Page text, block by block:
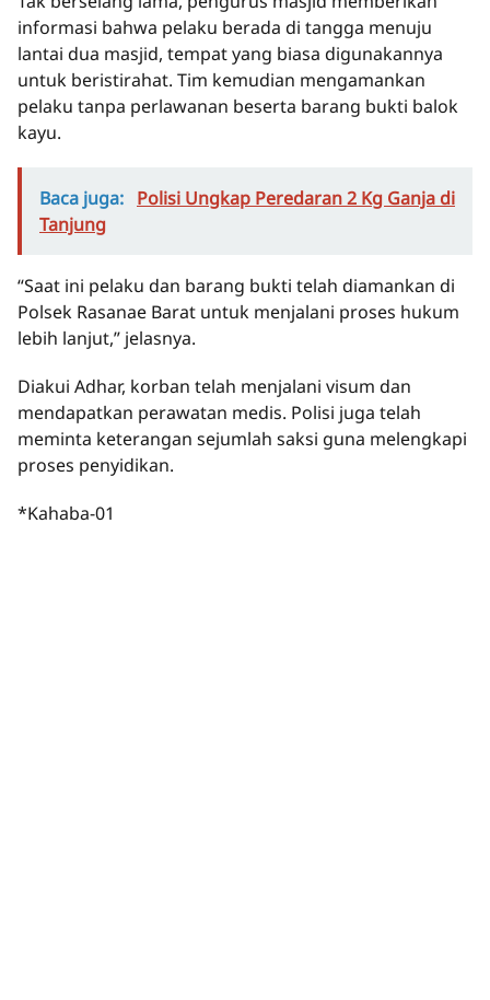
informasi bahwa pelaku berada di tangga menuju
lantai dua masjid, tempat yang biasa digunakannya
untuk beristirahat. Tim kemudian mengamankan
pelaku tanpa perlawanan beserta barang bukti balok
kayu.
Baca juga: Polisi Ungkap Peredaran 2 Kg Ganja di
Tanjung
“Saat ini pelaku dan barang bukti telah diamankan di
Polsek Rasanae Barat untuk menjalani proses hukum
lebih lanjut,” jelasnya.
Diakui Adhar, korban telah menjalani visum dan
mendapatkan perawatan medis. Polisi juga telah
meminta keterangan sejumlah saksi guna melengkapi
proses penyidikan.
*Kahaba-01